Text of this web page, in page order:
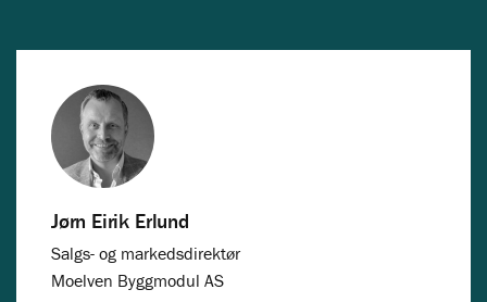
Jørn Eirik Erlund
Salgs- og markedsdirektør
Moelven Byggmodul AS